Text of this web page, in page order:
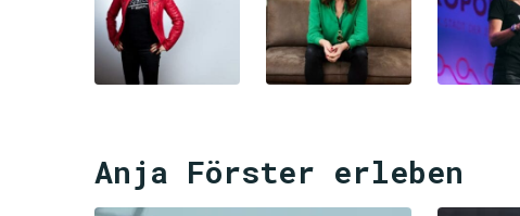
Anja Förster erleben